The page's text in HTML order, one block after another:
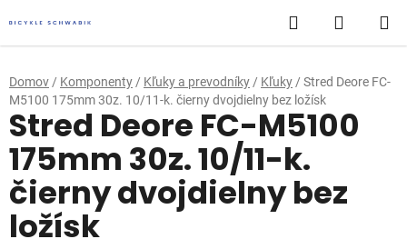
na
obsah
Hľadať
KOŠÍK
Domov / Komponenty / Kľuky a prevodníky / Kľuky / Stred Deore FC-
M5100 175mm 30z. 10/11-k. čierny dvojdielny bez ložísk
Stred Deore FC-M5100
175mm 30z. 10/11-k.
čierny dvojdielny bez
ložísk